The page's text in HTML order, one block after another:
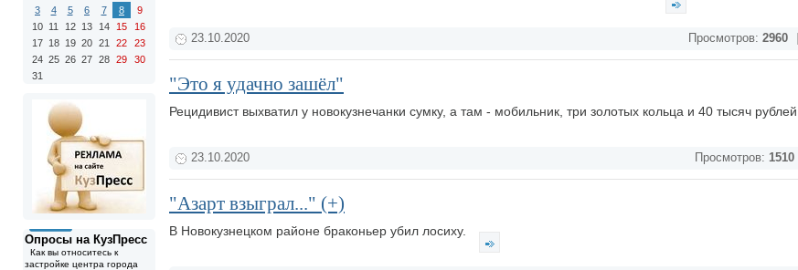
3
4 5 6 7 8
9
10 11 12 13 14 15
16
17 18 19 20 21 22
23
24 25 26 27 28 29
30
31
Опросы на КузПресс
Как вы относитесь к
застройке центра города
23.10.2020 Просмотров: 2960
"Это я удачно зашёл"
Рецидивист выхватил у новокузнечанки сумку, а там - мобильник, три золотых кольца и 40 тысяч рублей.
23.10.2020 Просмотров: 1510
"Азарт взыграл..." (+)
В Новокузнецком районе браконьер убил лосиху.